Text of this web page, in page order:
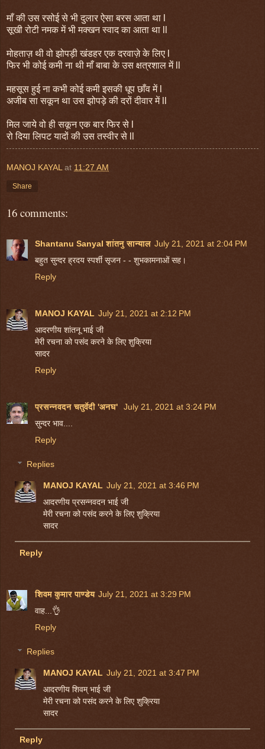
माँ की उस रसोई से भी दुलार ऐसा बरस आता था l
सूखी रोटी नमक में भी मक्खन स्वाद का आता था ll
मोहताज़ थी वो झोपड़ी खंडहर एक दरवाज़े के लिए l
फिर भी कोई कमी ना थी माँ बाबा के उस क्षत्रशाल में ll
महसूस हुई ना कभी कोई कमी इसकी धूप छाँव में l
अजीब सा सकून था उस झोपड़े की दरों दीवार में ll
मिल जाये वो ही सकून एक बार फिर से l
रो दिया लिपट यादों की उस तस्वीर से ll
MANOJ KAYAL at 11:27 AM
Share
16 comments:
Shantanu Sanyal शांतनु सान्याल July 21, 2021 at 2:04 PM
बहुत सुन्दर ह्रदय स्पर्शी सृजन - - शुभकामनाओं सह।
Reply
MANOJ KAYAL July 21, 2021 at 2:12 PM
आदरणीय शांतनू भाई जी
मेरी रचना को पसंद करने के लिए शुक्रिया
सादर
Reply
प्रसन्नवदन चतुर्वेदी 'अनघ'
July 21, 2021 at 3:24 PM
सुन्दर भाव....
Reply
Replies
MANOJ KAYAL July 21, 2021 at 3:46 PM
आदरणीय प्रसन्नवदन भाई जी
मेरी रचना को पसंद करने के लिए शुक्रिया
सादर
Reply
शिवम कुमार पाण्डेय July 21, 2021 at 3:29 PM
वाह...👌
Reply
Replies
MANOJ KAYAL July 21, 2021 at 3:47 PM
आदरणीय शिवम् भाई जी
मेरी रचना को पसंद करने के लिए शुक्रिया
सादर
Reply